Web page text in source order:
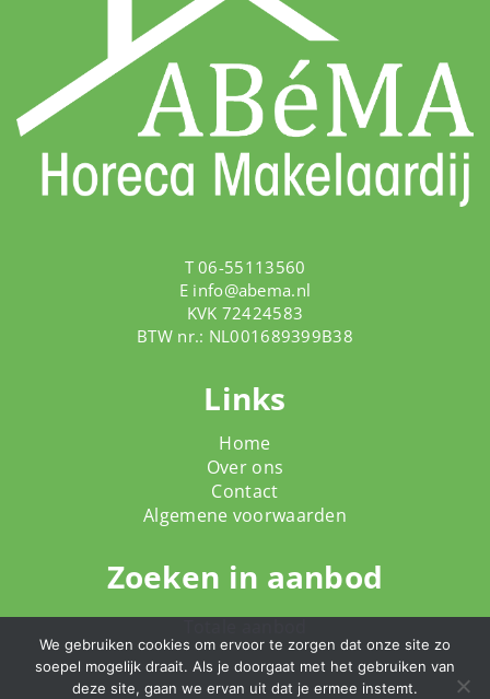
T 06-55113560
E info@abema.nl
KVK 72424583
BTW nr.: NL001689399B38
Links
Home
Over ons
Contact
Algemene voorwaarden
Zoeken in aanbod
We gebruiken cookies om ervoor te zorgen dat onze site zo
soepel mogelijk draait. Als je doorgaat met het gebruiken van
deze site, gaan we ervan uit dat je ermee instemt.